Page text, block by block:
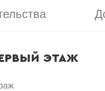
ЭТАЖ